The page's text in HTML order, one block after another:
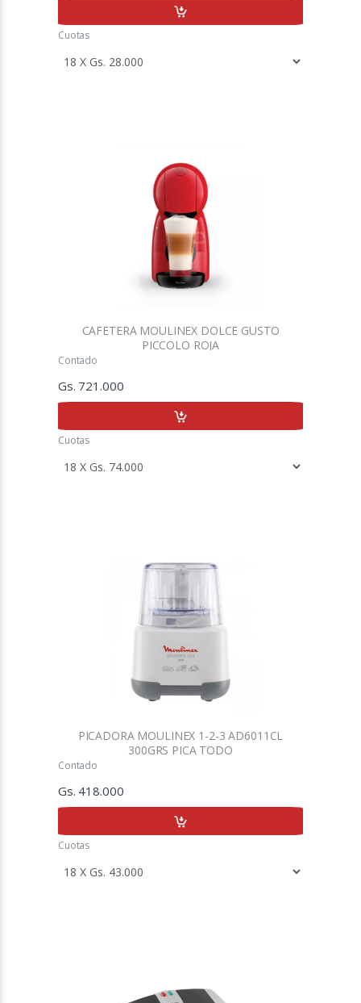
Cuotas
CAFETERA MOULINEX DOLCE GUSTO
PICCOLO ROJA
Contado
Gs. 721.000
Cuotas
PICADORA MOULINEX 1-2-3 AD6011CL
300GRS PICA TODO
Contado
Gs. 418.000
Cuotas